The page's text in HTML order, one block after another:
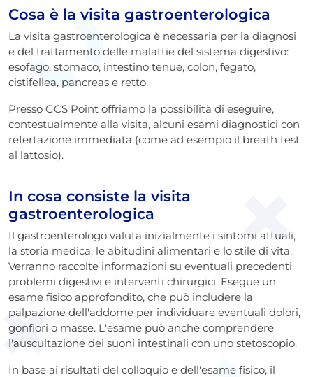
Cosa è la visita gastroenterologica
La visita gastroenterologica è necessaria per la diagnosi
e del trattamento delle malattie del sistema digestivo:
esofago, stomaco, intestino tenue, colon, fegato,
cistifellea, pancreas e retto.
Presso GCS Point offriamo la possibilità di eseguire,
contestualmente alla visita, alcuni esami diagnostici con
refertazione immediata (come ad esempio il breath test
al lattosio).
In cosa consiste la visita
gastroenterologica
Il gastroenterologo valuta inizialmente i sintomi attuali,
la storia medica, le abitudini alimentari e lo stile di vita.
Verranno raccolte informazioni su eventuali precedenti
problemi digestivi e interventi chirurgici. Esegue un
esame fisico approfondito, che può includere la
palpazione dell'addome per individuare eventuali dolori,
gonfiori o masse. L'esame può anche comprendere
l'auscultazione dei suoni intestinali con uno stetoscopio.
In base ai risultati del colloquio e dell'esame fisico, il